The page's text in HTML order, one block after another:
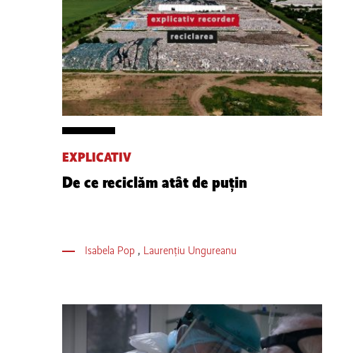
EXPLICATIV
De ce reciclăm atât de puțin
Isabela Pop , Laurențiu Ungureanu